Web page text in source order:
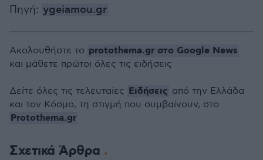
Πηγή: ygeiamou.gr
Σχετικά Άρθρα
Ακολουθήστε το protothema.gr στο Google News
και μάθετε πρώτοι όλες τις ειδήσεις
Δείτε όλες τις τελευταίες Ειδήσεις από την Ελλάδα
και τον Κόσμο, τη στιγμή που συμβαίνουν, στο
Protothema.gr